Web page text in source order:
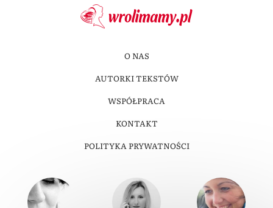
O NAS
AUTORKI TEKSTÓW
WSPÓŁPRACA
KONTAKT
POLITYKA PRYWATNOŚCI